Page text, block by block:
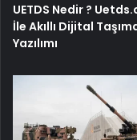
UETDS Nedir ?
İle Akıllı Dijital
Yazılımı